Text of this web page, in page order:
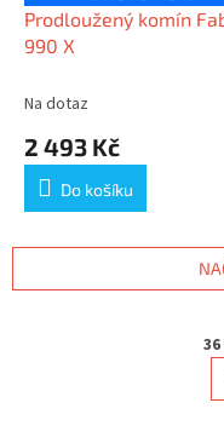
Prodloužený komín
990 X
Na dotaz
2 493 Kč
Do košíku
36